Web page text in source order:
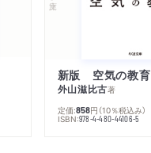
新版 空気の教育
外山滋比古著
定価:858円 （10％税込み）
ISBN:978-4-480-44106-5